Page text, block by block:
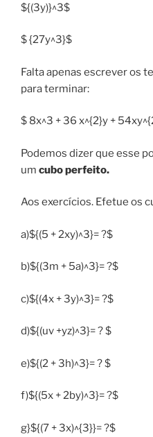
${(3y)}^3$
$ {27y^3}$
Falta apenas escrever os
para terminar:
$ 8x^3 + 36 x^{2}y +
Podemos dizer que esse
um cubo perfeito.
Aos exercícios. Efetue os
a)${(5 + 2xy)^3}= ?$
b)${(3m + 5a)^3}= ?$
c)${(4x + 3y)^3}= ?$
d)${(uv +yz)^3}= ? $
e)${(2 + 3h)^3}= ? $
f)${(5x + 2by)^3}= ?$
g}${(7 + 3x)^{3}}= ?$